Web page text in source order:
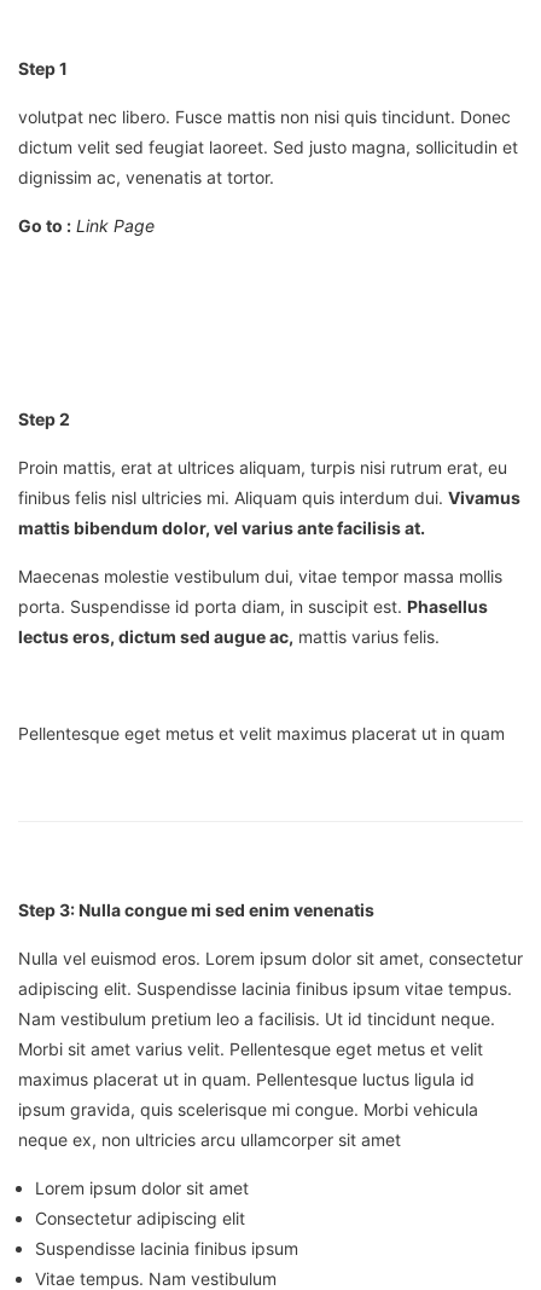
Step 1
volutpat nec libero. Fusce mattis non nisi quis tincidunt. Donec
dictum velit sed feugiat laoreet. Sed justo magna, sollicitudin et
dignissim ac, venenatis at tortor.
Go to : Link Page
Step 2
Proin mattis, erat at ultrices aliquam, turpis nisi rutrum erat, eu
finibus felis nisl ultricies mi. Aliquam quis interdum dui. Vivamus
mattis bibendum dolor, vel varius ante facilisis at.
Maecenas molestie vestibulum dui, vitae tempor massa mollis
porta. Suspendisse id porta diam, in suscipit est. Phasellus
lectus eros, dictum sed augue ac, mattis varius felis.
Pellentesque eget metus et velit maximus placerat ut in quam
Step 3: Nulla congue mi sed enim venenatis
Nulla vel euismod eros. Lorem ipsum dolor sit amet, consectetur
adipiscing elit. Suspendisse lacinia finibus ipsum vitae tempus.
Nam vestibulum pretium leo a facilisis. Ut id tincidunt neque.
Morbi sit amet varius velit. Pellentesque eget metus et velit
maximus placerat ut in quam. Pellentesque luctus ligula id
ipsum gravida, quis scelerisque mi congue. Morbi vehicula
neque ex, non ultricies arcu ullamcorper sit amet
Lorem ipsum dolor sit amet
Consectetur adipiscing elit
Suspendisse lacinia finibus ipsum
Vitae tempus. Nam vestibulum